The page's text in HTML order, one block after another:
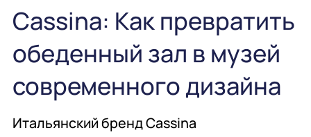
общественного
питания
Подробнее
Профессиональная
химия
проектирование
Подробнее
Консалтинг
Подробнее
профессиональная
Cassina: Как превратить
обеденный зал в музей
современного дизайна
Итальянский бренд Cassina